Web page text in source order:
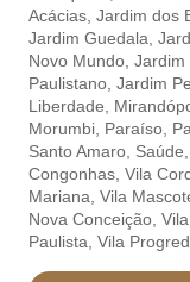
Acácias, Jardim dos
Jardim Guedala,
Novo Mundo, Jardim
Paulistano, Jardim
Liberdade,
Morumbi, Paraíso,
Santo Amaro, Saúde,
Congonhas, Vila
Mariana, Vila
Nova Conceição,
Paulista, Vila